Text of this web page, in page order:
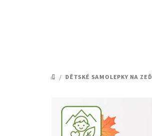
DOMŮ
/ DĚTSKÉ SAMOLEPKY NA ZEĎ